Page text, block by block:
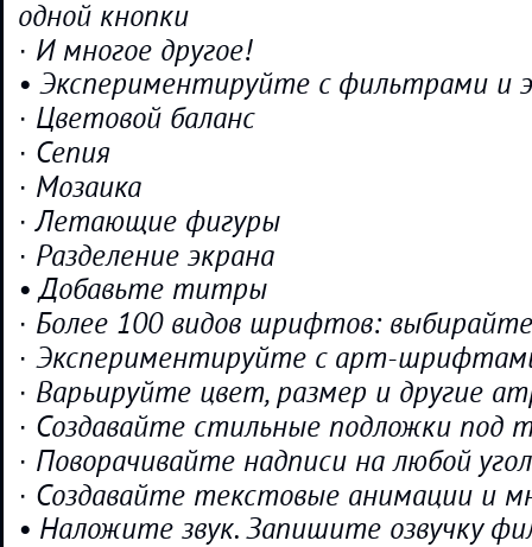
одной кнопки
· И многое другое!
• Экспериментируйте с фильтрами и
· Цветовой баланс
· Сепия
· Мозаика
· Летающие фигуры
· Разделение экрана
• Добавьте титры
· Более 100 видов шрифтов:
· Экспериментируйте с арт-
· Варьируйте цвет, размер и другие
· Создавайте стильные подложки под
· Поворачивайте надписи на любой угол
· Создавайте текстовые анимации и
• Наложите звук. Запишите озвучку